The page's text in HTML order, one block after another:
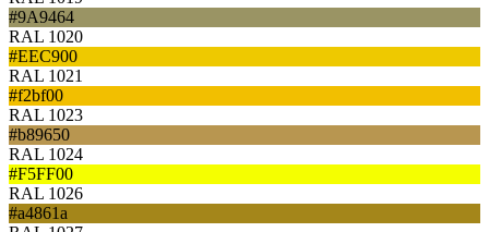
#9A9464
RAL 1020
#EEC900
RAL 1021
#f2bf00
RAL 1023
#b89650
RAL 1024
#F5FF00
RAL 1026
#a4861a